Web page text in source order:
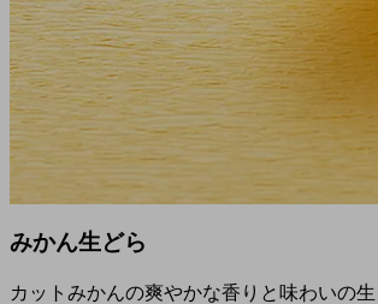
みかん生どら
カットみかんの爽やかな香りと味わいの生